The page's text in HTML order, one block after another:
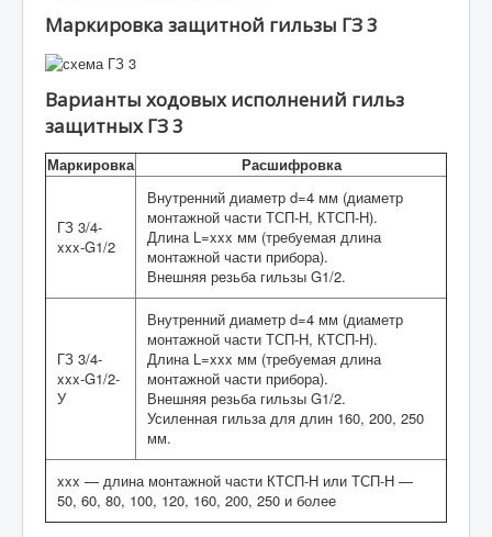
Маркировка защитной гильзы ГЗ 3
Варианты ходовых исполнений гильз
защитных ГЗ 3
Маркировка Расшифровка
ГЗ 3/4-
xxx-G1/2
Внутренний диаметр d=4 мм (диаметр
монтажной части ТСП-Н, КТСП-Н).
Длина L=xxx мм (требуемая длина
монтажной части прибора).
Внешняя резьба гильзы G1/2.
ГЗ 3/4-
xxx-G1/2-
У
Внутренний диаметр d=4 мм (диаметр
монтажной части ТСП-Н, КТСП-Н).
Длина L=xxx мм (требуемая длина
монтажной части прибора).
Внешняя резьба гильзы G1/2.
Усиленная гильза для длин 160, 200, 250
мм.
xxx — длина монтажной части КТСП-Н или ТСП-Н —
50, 60, 80, 100, 120, 160, 200, 250 и более